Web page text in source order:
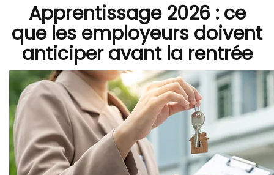
Apprentissage 2026 : ce
que les employeurs doivent
anticiper avant la rentrée